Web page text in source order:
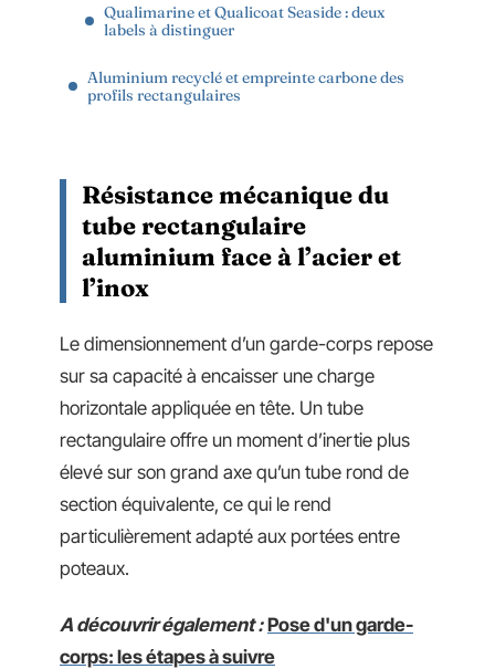
Qualimarine et Qualicoat Seaside : deux
labels à distinguer
Aluminium recyclé et empreinte carbone des
profils rectangulaires
Résistance mécanique du
tube rectangulaire
aluminium face à l’acier et
l’inox
Le dimensionnement d’un garde-corps repose
sur sa capacité à encaisser une charge
horizontale appliquée en tête. Un tube
rectangulaire offre un moment d’inertie plus
élevé sur son grand axe qu’un tube rond de
section équivalente, ce qui le rend
particulièrement adapté aux portées entre
poteaux.
A découvrir également : Pose d'un garde-
corps: les étapes à suivre